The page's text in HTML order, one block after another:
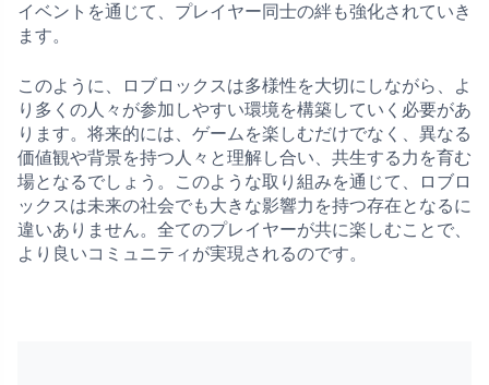
イベントを通じて、プレイヤー同士の絆も強化されていき
ます。
このように、ロブロックスは多様性を大切にしながら、よ
り多くの人々が参加しやすい環境を構築していく必要があ
ります。将来的には、ゲームを楽しむだけでなく、異なる
価値観や背景を持つ人々と理解し合い、共生する力を育む
場となるでしょう。このような取り組みを通じて、ロブロ
ックスは未来の社会でも大きな影響力を持つ存在となるに
違いありません。全てのプレイヤーが共に楽しむことで、
より良いコミュニティが実現されるのです。